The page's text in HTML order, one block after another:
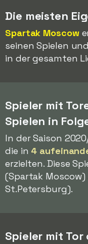
Die meisten
Spartak Moscow
seinen Spielen
in der gesamten
Spieler mit
Spielen in
In der Saison
die in 4
erzielten. Diese
(Spartak Moscow)
St.Petersburg).
Spieler mit Tor